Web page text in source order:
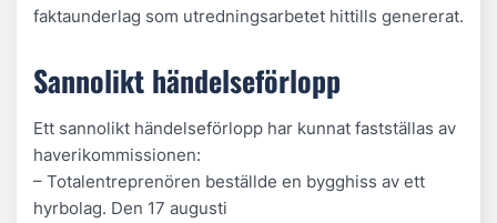
faktaunderlag som utredningsarbetet hittills genererat.
Sannolikt händelseförlopp
Ett sannolikt händelseförlopp har kunnat fastställas av
haverikommissionen:
– Totalentreprenören beställde en bygghiss av ett
hyrbolag. Den 17 augusti